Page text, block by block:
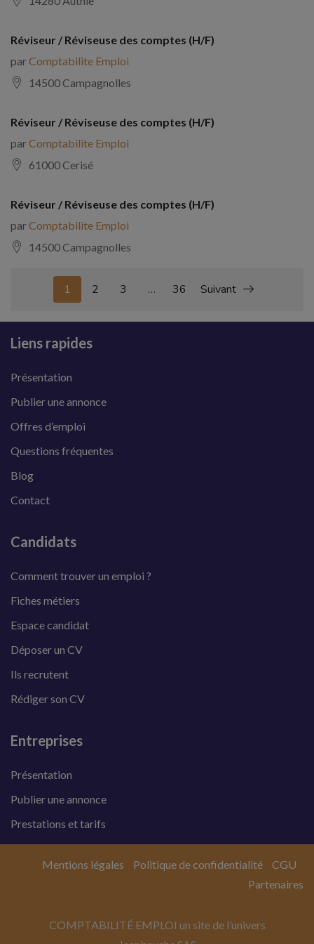
Réviseur / Réviseuse des comptes (H/F)
parComptabilite Emploi
14500 Campagnolles
Réviseur / Réviseuse des comptes (H/F)
parComptabilite Emploi
61000 Cerisé
Réviseur / Réviseuse des comptes (H/F)
parComptabilite Emploi
14500 Campagnolles
1 2 3 … 36 Suivant
Liens rapides
Présentation
Publier une annonce
Offres d’emploi
Questions fréquentes
Blog
Contact
Candidats
Comment trouver un emploi ?
Fiches métiers
Espace candidat
Déposer un CV
Ils recrutent
Rédiger son CV
Entreprises
Présentation
Publier une annonce
Prestations et tarifs
COMPTABILITÉ EMPLOI un site de l’univers
Mentions légales Politique de confidentialité
CGU
Partenaires